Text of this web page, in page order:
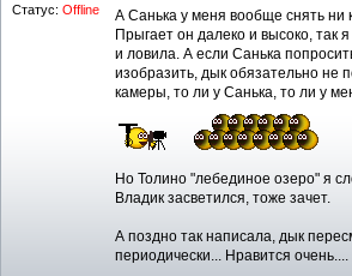
Статус: Offline
А Санька у меня вообще снять ни
Прыгает он далеко и высоко, так
и ловила. А если Санька
изобразить, дык обязательно не
камеры, то ли у Санька, то ли у
Но Толино "лебединое озеро" я
Владик засветился, тоже зачет.
А поздно так написала, дык
периодически... Нравится очень....